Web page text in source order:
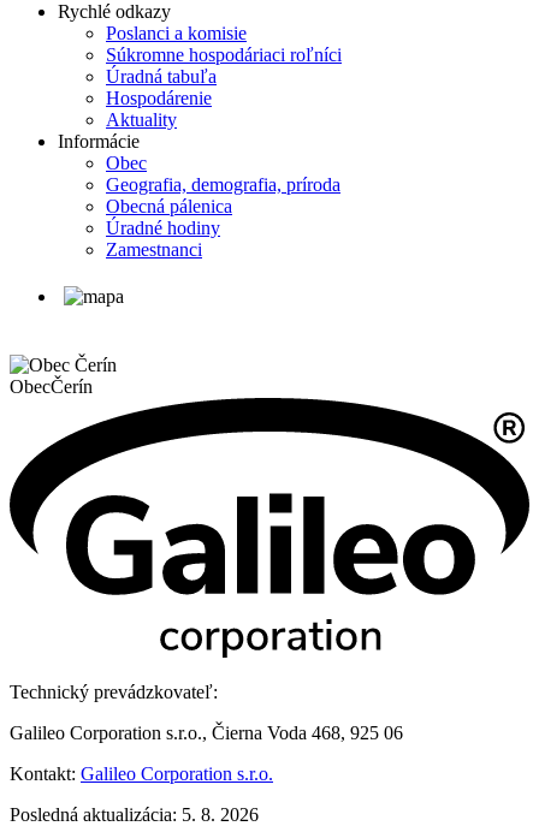
Rychlé odkazy
Poslanci a komisie
Súkromne hospodáriaci roľníci
Úradná tabuľa
Hospodárenie
Aktuality
Informácie
Obec
Geografia, demografia, príroda
Obecná pálenica
Úradné hodiny
Zamestnanci
ObecČerín
Technický prevádzkovateľ:
Galileo Corporation s.r.o., Čierna Voda 468, 925 06
Kontakt: Galileo Corporation s.r.o.
Posledná aktualizácia: 5. 8. 2026